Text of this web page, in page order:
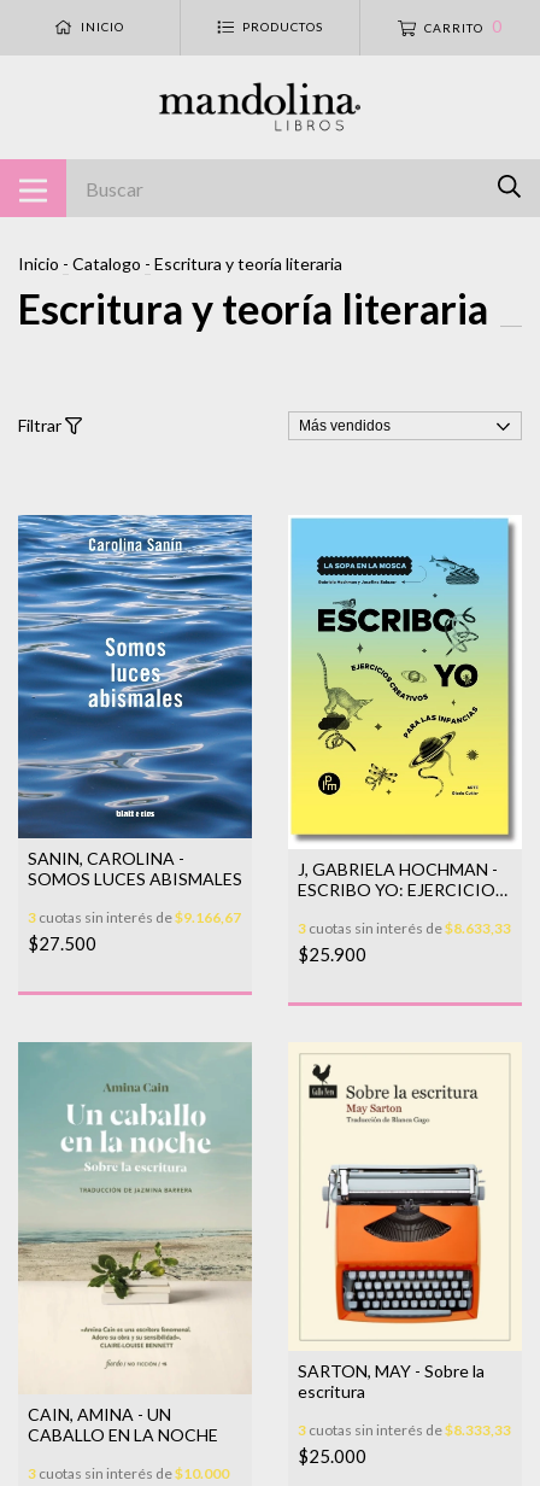
INICIO PRODUCTOS CARRITO 0
Inicio - Catalogo - Escritura y teoría literaria
Escritura y teoría literaria
Filtrar
SANIN, CAROLINA -
SOMOS LUCES ABISMALES
3 cuotas sin interés de$9.166,67
$27.500
J, GABRIELA HOCHMAN -
ESCRIBO YO: EJERCICIOS
3 cuotas sin interés de$8.633,33
$25.900
CAIN, AMINA - UN
CABALLO EN LA NOCHE
3 cuotas sin interés de$10.000
SARTON, MAY - Sobre la
escritura
3 cuotas sin interés de$8.333,33
$25.000